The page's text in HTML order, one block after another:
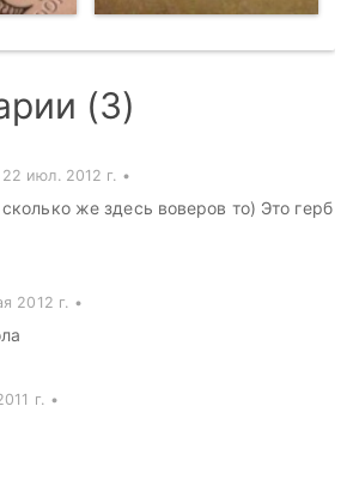
(3)
22 июл. 2012 г.
же здесь воверов то) Это герб
2012 г.
г.